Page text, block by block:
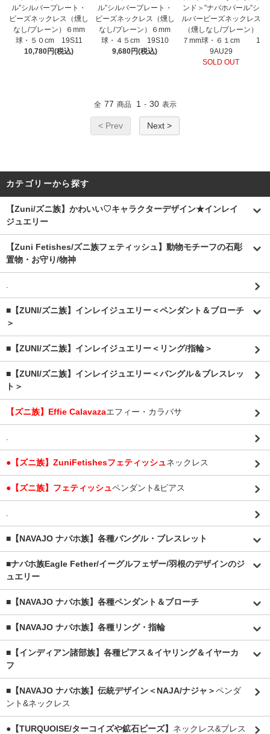
ル”シルバープレート・
ビーズネックレス（燻し
なし/プレーン）６mm
球・５０cm 19S11
10,780円(税込)
ル”シルバープレート・
ビーズネックレス（燻し
なし/プレーン）６mm
球・４５cm 19S10
9,680円(税込)
ンド＞”ナバホパール”シ
ルバービーズネックレス
（燻しなし/プレーン）
７mm球・６１cm 1
9AU29
SOLD OUT
全 77 商品 1 - 30 表示
< Prev Next >
カテゴリーから探す
【Zuni/ズニ族】かわいい♡キャラクターデザイン★インレイ
ジュエリー
【Zuni Fetishes/ズニ族フェティッシュ】動物モチーフの石彫
置物・お守り/物神
■【ZUNI/ズニ族】インレイジュエリー＜ペンダント＆ブローチ
＞
■【ZUNI/ズニ族】インレイジュエリー＜リング/指輪＞
■【ZUNI/ズニ族】インレイジュエリー＜バングル＆ブレスレッ
ト＞
【ズニ族】Effie Calavazaエフィー・カラバサ
●【ズニ族】ZuniFetishesフェティッシュネックレス
●【ズニ族】フェティッシュペンダント&ピアス
■【NAVAJO ナバホ族】各種バングル・ブレスレット
■ナバホ族Eagle Fether/イーグルフェザー/羽根のデザインのジ
ュエリー
■【NAVAJO ナバホ族】各種ペンダント＆ブローチ
■【NAVAJO ナバホ族】各種リング・指輪
■【インディアン諸部族】各種ピアス＆イヤリング＆イヤーカ
フ
■【NAVAJO ナバホ族】伝統デザイン＜NAJA/ナジャ＞ペンダ
ント&ネックレス
●【TURQUOISE/ターコイズや鉱石ビーズ】 ネックレス&ブレス